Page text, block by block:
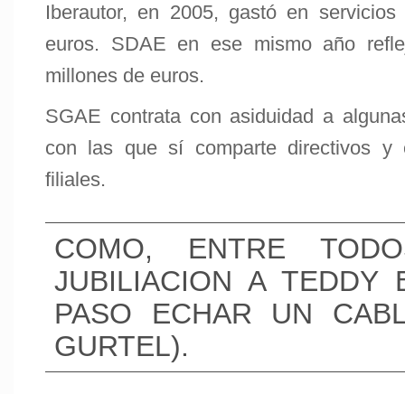
Iberautor, en 2005, gastó en
euros. SDAE en ese mismo año
millones de euros.
SGAE contrata con asiduidad a
con las que sí comparte directivos y
filiales.
COMO, ENTRE
JUBILIACION A TEDDY
PASO ECHAR UN
GURTEL).